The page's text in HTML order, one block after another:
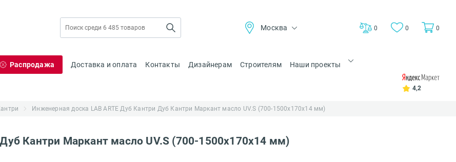
Москва 0 0 0
Распродажа Доставка и оплата Контакты Дизайнерам Строителям Наши проекты
4,2
Инженерная доска LAB ARTE Дуб Кантри Дуб Кантри Маркант масло UV.S (700-1500x170x14 мм)
Кантри Маркант масло UV.S (700-1500x170x14 мм)